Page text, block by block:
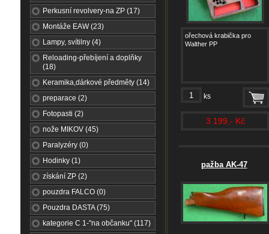
Perkusní revolvery-na ZP (17)
Montáže EAW (23)
Lampy, svítilny (4)
Reloading-přebíjení a doplňky
(18)
Keramika,dárkové předměty (14)
preparace (2)
Fotopasti (2)
nože MIKOV (45)
Paralyzéry (0)
Hodinky (1)
získání ZP (2)
pouzdra FALCO (0)
Pouzdra DASTA (75)
kategorie C 1-"na občanku" (117)
ořechová krabička pro
Walther PP
ks
3 199,- Kč
pažba AK-47